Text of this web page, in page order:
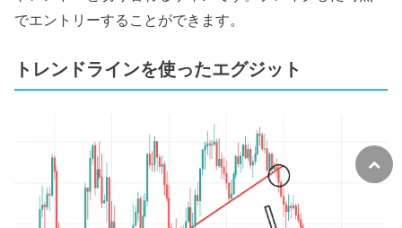
でエントリーすることができます。
トレンドラインを使ったエグジット